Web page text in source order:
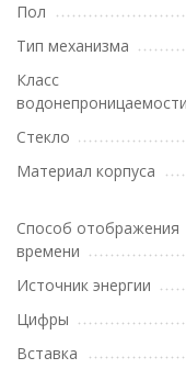
Пол
Тип механизма
Класс
водонепроницаемости
Стекло
Материал корпуса
Способ отображения
времени
Источник энергии
Цифры
Вставка